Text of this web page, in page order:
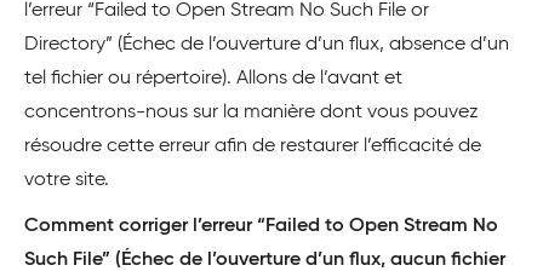
l’erreur “Failed to Open Stream No Such File or
Directory” (Échec de l’ouverture d’un flux, absence d’un
tel fichier ou répertoire). Allons de l’avant et
concentrons-nous sur la manière dont vous pouvez
résoudre cette erreur afin de restaurer l’efficacité de
votre site.
Comment corriger l’erreur “Failed to Open Stream No
Such File” (Échec de l’ouverture d’un flux, aucun fichier